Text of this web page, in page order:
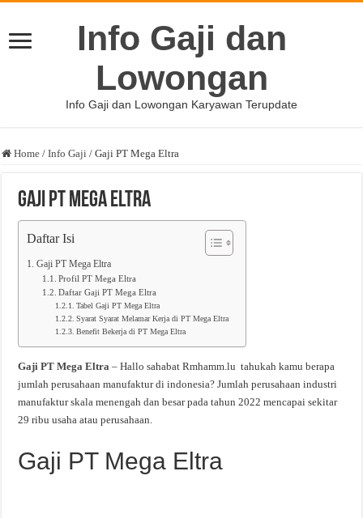
Info Gaji dan
Lowongan
Info Gaji dan Lowongan Karyawan Terupdate
Home / Info Gaji / Gaji PT Mega Eltra
Gaji PT Mega Eltra
Daftar Isi
Gaji PT Mega Eltra
Profil PT Mega Eltra
Daftar Gaji PT Mega Eltra
Tabel Gaji PT Mega Eltra
Syarat Syarat Melamar Kerja di PT Mega Eltra
Benefit Bekerja di PT Mega Eltra
Gaji PT Mega Eltra – Hallo sahabat Rmhamm.lu tahukah kamu berapa
jumlah perusahaan manufaktur di indonesia? Jumlah perusahaan industri
manufaktur skala menengah dan besar pada tahun 2022 mencapai sekitar
29 ribu usaha atau perusahaan.
Gaji PT Mega Eltra